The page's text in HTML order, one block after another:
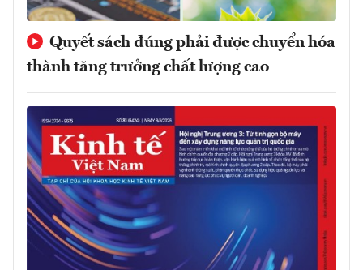
Quyết sách đúng phải được chuyển hóa
thành tăng trưởng chất lượng cao